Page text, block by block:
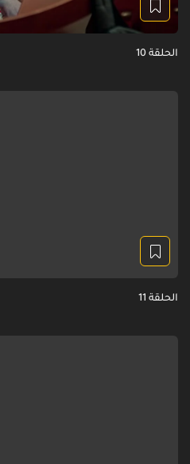
الحلقة 10
الحلقة 11